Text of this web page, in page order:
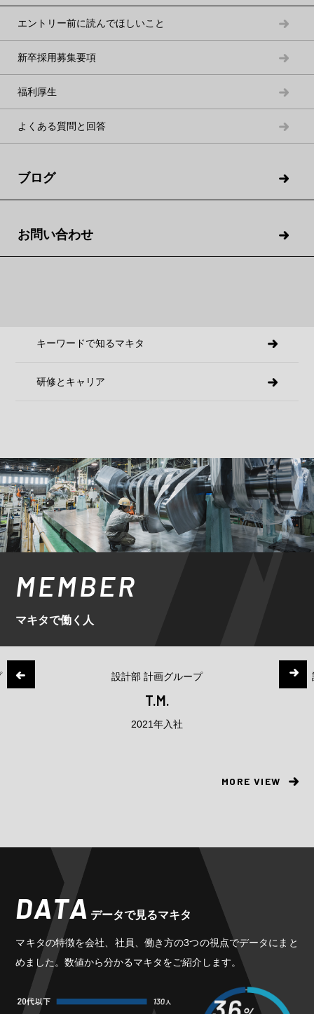
エントリー前に読んでほしいこと
新卒採用募集要項
福利厚生
よくある質問と回答
ブログ
お問い合わせ
匹敵します。エンジンの内部にはマキタの技術者たちの手によ
るミクロン単位のテクノロジーがつまっています。
世界人口の増加とともに世界船腹量（船舶の輸送能力）も増加
の一途をたどり、マキタのエンジンも世界から必要とされてい
ます。
国境を越え世界の物流を支える役割を担っているのです。
トップメッセージ
キーワードで知るマキタ
研修とキャリア
MEMBER
マキタで働く人
設計部 計画グループ 設計部 詳細設計グ
MORE VIEW
DATA データで見るマキタ
マキタの特徴を会社、社員、働き方の3つの視点でデータにまと
めました。数値から分かるマキタをご紹介します。